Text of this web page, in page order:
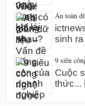
An toàn
sinh
9 siêu
Cuộc
thức...